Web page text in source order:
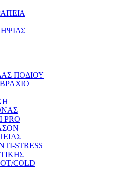
ΠΟΔΙΟΥ
PRO
STRESS
COLD